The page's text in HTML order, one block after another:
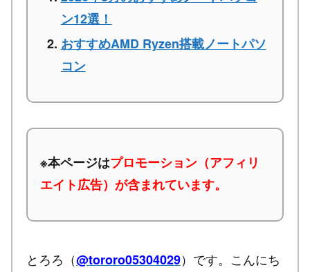
ン12選！
おすすめAMD Ryzen搭載ノートパソ
コン
※本ページはプロモーション（アフィリ
エイト広告）が含まれています。
とろろ（@tororo05304029）です。こんにち